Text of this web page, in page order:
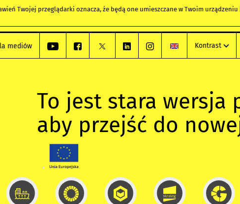
Twojej przeglądarki oznacza, że będą one umieszczane w Twoim
mediów Kontrast
To jest stara wersja
aby przejść do